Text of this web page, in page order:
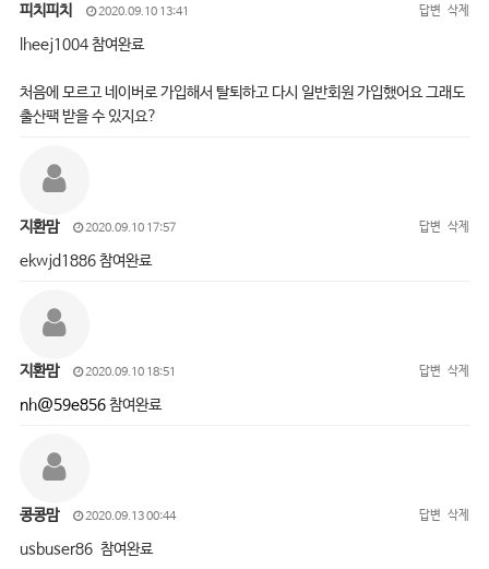
피치피치 2020.09.10 13:41 답변 삭제
lheej1004 참여완료
처음에 모르고 네이버로 가입해서 탈퇴하고 다시 일반회원 가입했어요 그래도
출산팩 받을 수 있지요?
지환맘 2020.09.10 17:57 답변 삭제
ekwjd1886 참여완료
지환맘 2020.09.10 18:51 답변 삭제
nh@59e856참여완료
콩콩맘 2020.09.13 00:44 답변 삭제
usbuser86 참여완료